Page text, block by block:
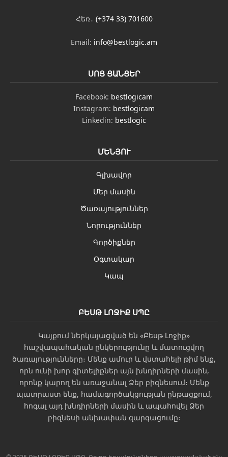
Հեռ․ (+374 33) 701600
Email: info@bestlogic.am
ՍՈՑ ՑԱՆՑԵՐ
Facebook: bestlogicam
Instagram: bestlogicam
Linkedin: bestlogic
ՄԵՆՅՈՒ
Գլխավոր
Մեր մասին
Ծառայություններ
Նորություններ
Գործիքներ
Օգտակար
Կապ
ԲԵՍԹ ԼՈՋԻՔ ՍՊԸ
Կայքում ներկայացված են «Բեսթ Լոջիք»
հաշվապահական ընկերությունը և մատուցվող
ծառայությունները։ Մենք ամուր և վստահելի թիմ ենք,
որն ունի խոր գիտելիքներ այն խնդիրների մասին,
որոնք կարող են առաջանալ Ձեր բիզնեսում։ Մենք
պատրաստ ենք, համագործակցության ընթացքում,
հոգալ այդ խնդիրների մասին և ապահովել Ձեր
բիզնեսի անխափան զարգացումը։